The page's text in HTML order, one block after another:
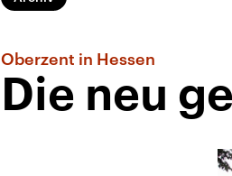
Oberzent in Hessen
Die neu